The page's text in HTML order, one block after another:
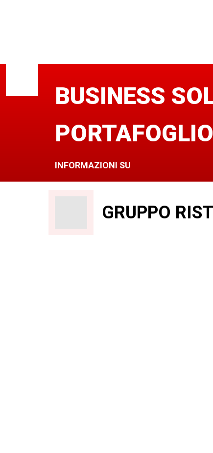
BUSINESS
PORTAFOGLIO
INFORMAZIONI SU
GRUPPO